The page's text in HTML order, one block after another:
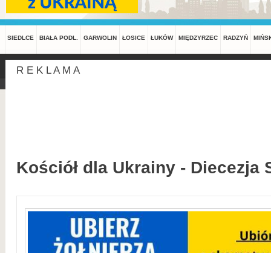
SIEDLCE BIAŁA PODL. GARWOLIN ŁOSICE ŁUKÓW MIĘDZYRZEC RADZYŃ
R E K L A M A
Kościół dla Ukrainy - Diecezja